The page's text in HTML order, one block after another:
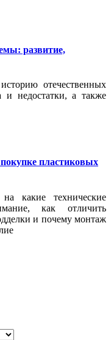
развитие,
отечественных
недостатки, а также
пластиковых
какие технические
как отличить
и почему монтаж